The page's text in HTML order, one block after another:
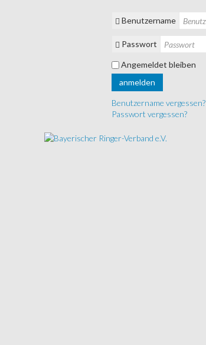
Benutzername
Passwort
Angemeldet bleiben
anmelden
Benutzername vergessen?
Passwort vergessen?